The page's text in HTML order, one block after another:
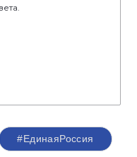
#‎ЕдинаяРоссия